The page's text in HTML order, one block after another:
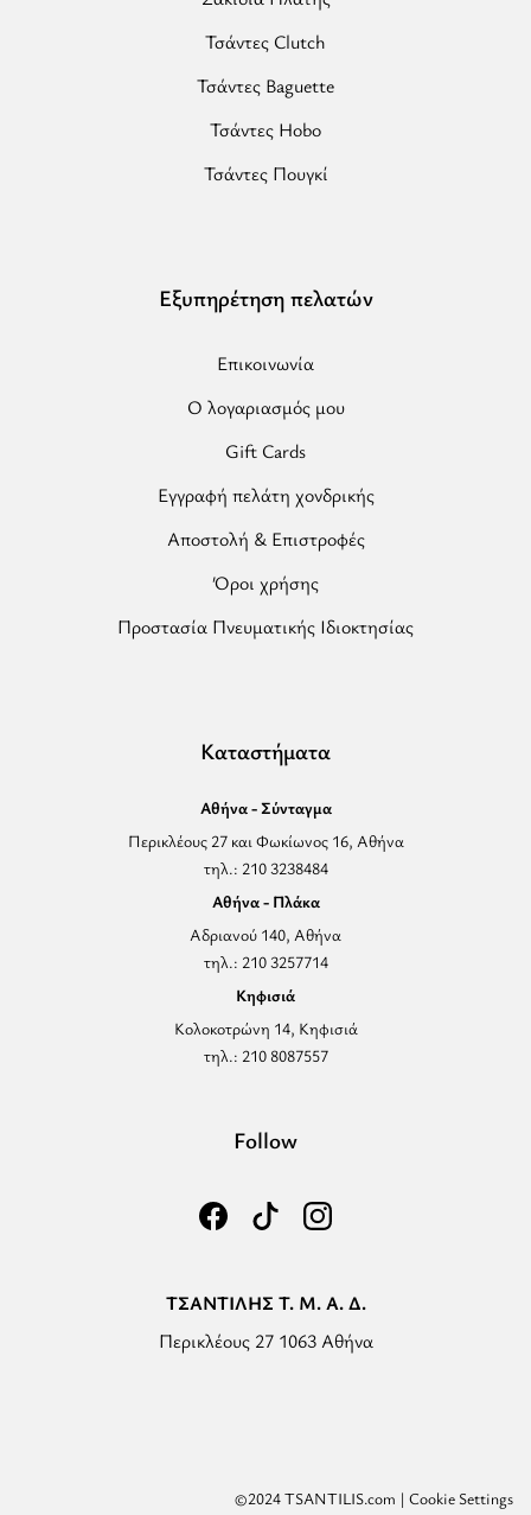
Τσάντες Clutch
Τσάντες Baguette
Τσάντες Hobo
Τσάντες Πουγκί
Εξυπηρέτηση πελατών
Επικοινωνία
Ο λογαριασμός μου
Gift Cards
Εγγραφή πελάτη χονδρικής
Αποστολή & Επιστροφές
Όροι χρήσης
Προστασία Πνευματικής Ιδιοκτησίας
Καταστήματα
Αθήνα - Σύνταγμα
Περικλέους 27 και Φωκίωνος 16, Αθήνα
τηλ.: 210 3238484
Αθήνα - Πλάκα
Αδριανού 140, Αθήνα
τηλ.: 210 3257714
Κηφισιά
Κολοκοτρώνη 14, Κηφισιά
τηλ.: 210 8087557
Follow
ΤΣΑΝΤΙΛΗΣ Τ. Μ. Α. Δ.
Περικλέους 27 1063 Αθήνα
©2024 TSANTILIS.com | Cookie Settings